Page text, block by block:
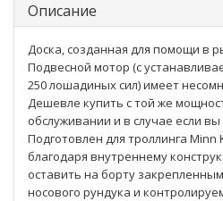
Описание
Доска, созданная для помощи в
Подвесной мотор (с
250 лошадиных сил) имеет
Дешевле купить с той же
обслуживании и в случае если
Подготовлен для троллинга
благодаря внутреннему
оставить на борту
носового рундука и